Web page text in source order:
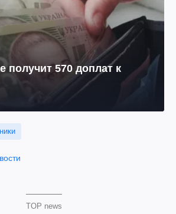
получит 570 доплат к
TOP news